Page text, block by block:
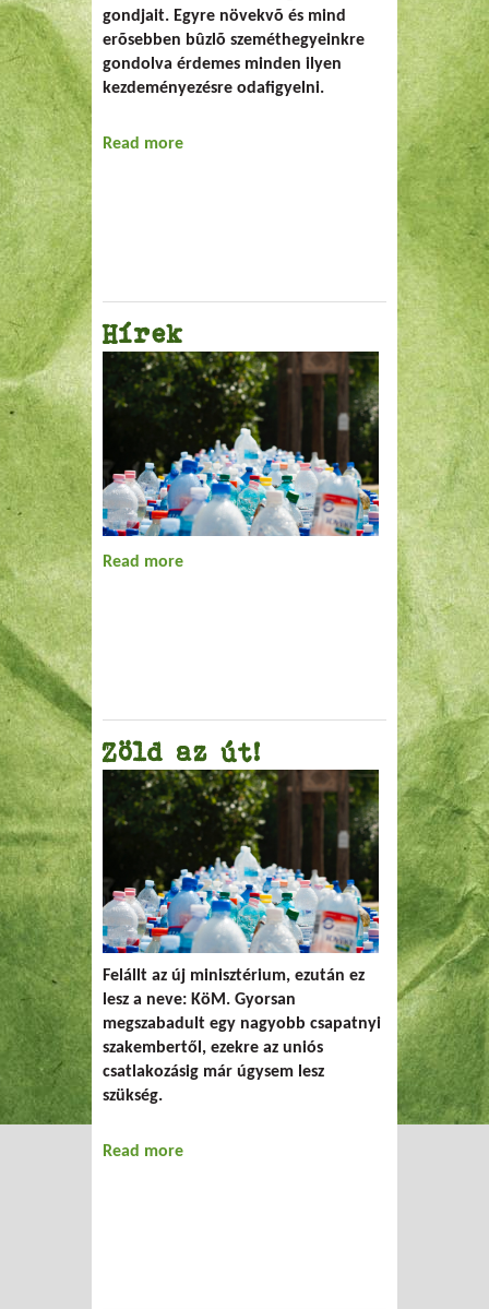
gondjait. Egyre növekvõ és mind
erõsebben bûzlõ szeméthegyeinkre
gondolva érdemes minden ilyen
kezdeményezésre odafigyelni.
Read more about Hõszigetelés vegyes szeméttel
Hírek
Read more
Zöld az út!
Felállt az új minisztérium, ezután ez
lesz a neve: KöM. Gyorsan
megszabadult egy nagyobb csapatnyi
szakembertől, ezekre az uniós
csatlakozásig már úgysem lesz
szükség.
Read more